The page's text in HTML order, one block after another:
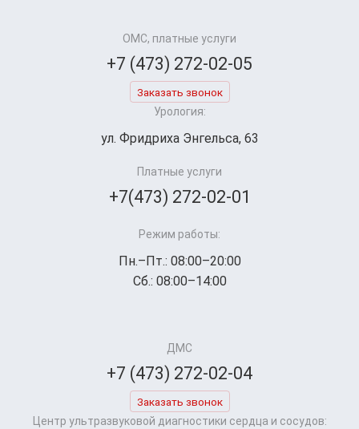
ОМС, платные услуги
+7 (473) 272-02-05
Заказать звонок
Урология:
ул. Фридриха Энгельса, 63
Платные услуги
+7(473) 272-02-01
Режим работы:
Пн.–Пт.: 08:00–20:00
Сб.: 08:00–14:00
ДМС
+7 (473) 272-02-04
Заказать звонок
Центр ультразвуковой диагностики сердца и сосудов: